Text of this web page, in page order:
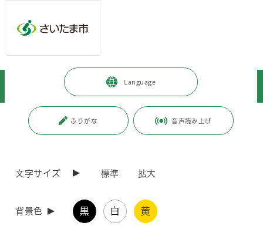
Language
ふりがな 音声読み上げ
文字サイズ 標準 拡大
背景色 黒 白 黄
暮らし・手続き > 住まい・暮らし・相談
> 大宮聖苑小動物火葬のご案内
更新日付：2025年12月3日 / ページ番号：C001654
大宮聖苑では、一般火葬とは別に小動物の火葬を行っています。